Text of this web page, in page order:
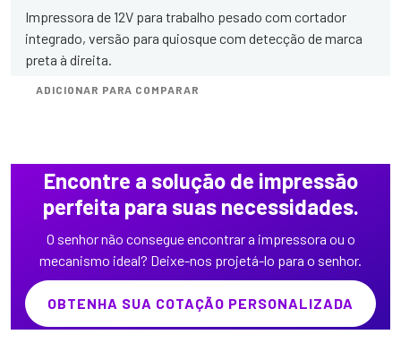
Impressora de 12V para trabalho pesado com cortador
integrado, versão para quiosque com detecção de marca
preta à direita.
ADICIONAR PARA COMPARAR
Encontre a solução de impressão
perfeita para suas necessidades.
O senhor não consegue encontrar a impressora ou o
mecanismo ideal? Deixe-nos projetá-lo para o senhor.
OBTENHA SUA COTAÇÃO PERSONALIZADA